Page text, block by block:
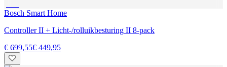
Bosch Smart Home
Controller II + Licht-/rolluikbesturing II 8-pack
€ 699,55€ 449,95